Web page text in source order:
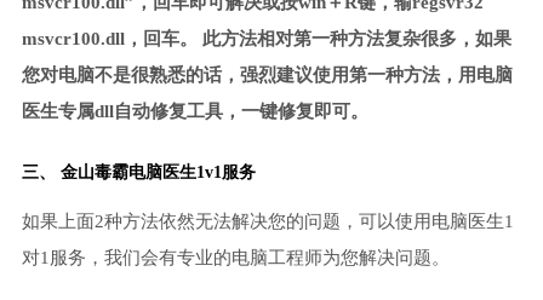
msvcr100.dll，回车。 此方法相对第一种方法复杂很多，如果
您对电脑不是很熟悉的话，强烈建议使用第一种方法，用电脑
医生专属dll自动修复工具，一键修复即可。
三、 金山毒霸电脑医生1v1服务
如果上面2种方法依然无法解决您的问题，可以使用电脑医生1
对1服务，我们会有专业的电脑工程师为您解决问题。